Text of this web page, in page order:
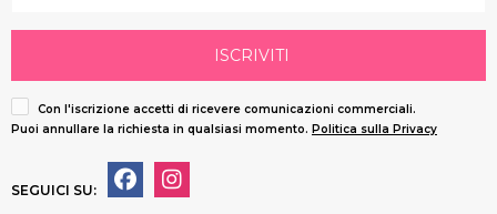
ISCRIVITI
Con l'iscrizione accetti di ricevere comunicazioni commerciali.
Puoi annullare la richiesta in qualsiasi momento. Politica sulla Privacy
SEGUICI SU: